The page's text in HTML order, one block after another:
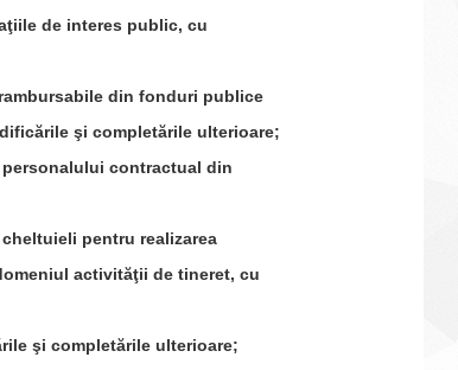
de interes public, cu
din fonduri publice
şi completările ulterioare;
contractual din
pentru realizarea
activităţii de tineret, cu
şi completările ulterioare;